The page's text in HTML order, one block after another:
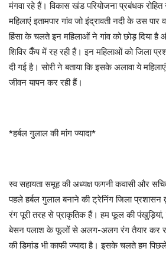
मंगवा रहे हैं। विकास खंड परियोजना प्रबंधक रोहित
महिलाएं इतामपार गांव जो इंद्रावती नदी के उस
हिंसा के चलते इन महिलाओं ने गांव को छोड़ दिया
शिविर कैँप में रह रही हैं। इन महिलाओं को जिला
दी गई है। सोरी ने बताया कि इसके अलावा ये
जीवन यापन कर रही हैं।
*हर्बल गुलाल की मांग ज्यादा*
स्व सहायता समूह की अध्यक्ष फगनी कवासी और
पहले हर्बल गुलाल बनाने की ट्रेनिंग जिला प्रशासन
रंग पूरी तरह से प्राकृतिक हैं। हम फूल की पंखुड़ियां,
बेसन पलाश के फूलों से अलग-अलग रंग तैयार कर रहे
की डिमांड भी काफी ज्यादा है। इसके चलते हम